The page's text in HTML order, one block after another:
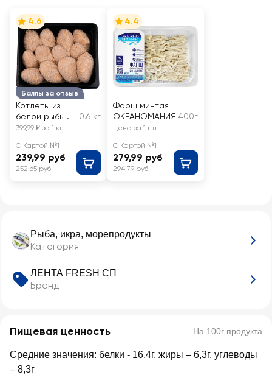
Рыба, икра, морепродукты
Категория
ЛЕНТА FRESH СП
Бренд
Пищевая ценность На 100г продукта
Средние значения: белки - 16,4г, жиры – 6,3г, углеводы
– 8,3г
Баллы за отзыв
4.6
Котлеты из
белой рыбы
ЛЕНТА FRESH,
0.6 кг
399,99 ₽ за 1 кг
С Картой №1
239,99 руб
252,65 руб
4.4
Фарш минтая
ОКЕАНОМАНИЯ 400г
Цена за 1 шт
С Картой №1
279,99 руб
294,79 руб